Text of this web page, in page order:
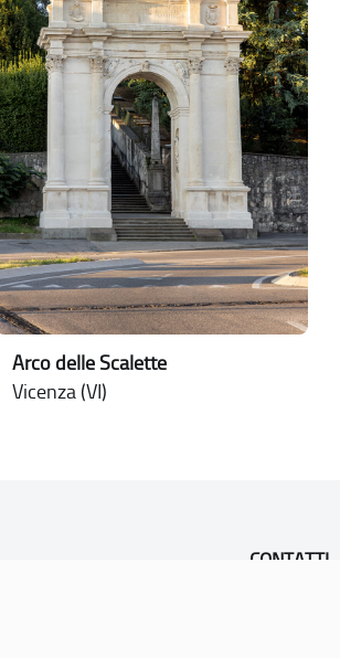
Arco delle Scalette
Vicenza (VI)
CONTATTI